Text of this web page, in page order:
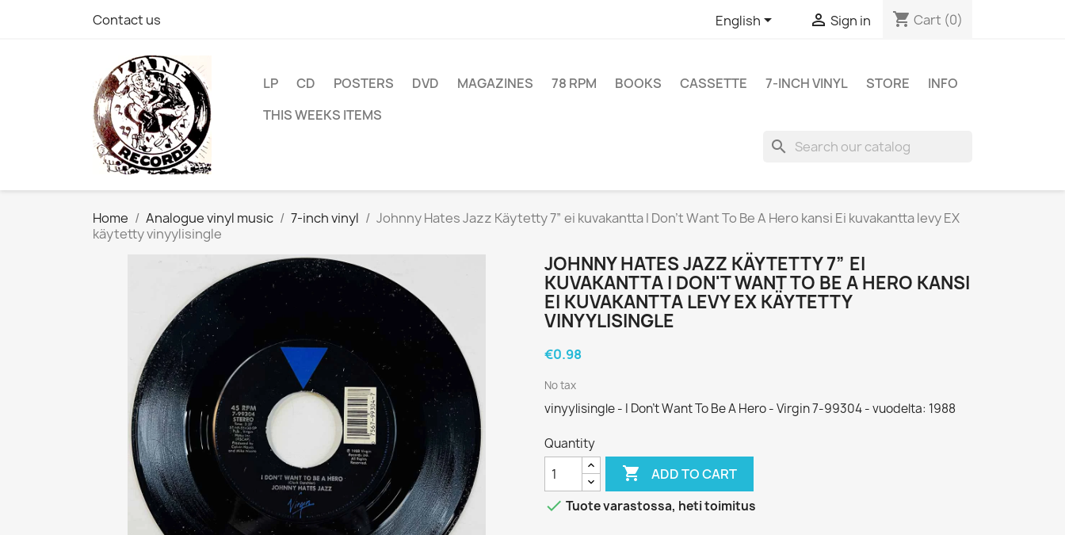
Contact us English  Sign in shopping_cart Cart (0)
LP CD POSTERS DVD MAGAZINES 78 RPM BOOKS CASSETTE 7-INCH VINYL STORE
INFO
THIS WEEKS ITEMS
search
Home Analogue vinyl music 7-inch vinyl
Johnny Hates Jazz Käytetty 7” ei kuvakantta I Don't Want To Be A Hero kansi Ei kuvakantta levy EX
käytetty vinyylisingle
JOHNNY HATES JAZZ KÄYTETTY 7” EI
KUVAKANTTA I DON'T WANT TO BE A HERO KANSI
EI KUVAKANTTA LEVY EX KÄYTETTY
VINYYLISINGLE
€0.98
No tax
vinyylisingle - I Don't Want To Be A Hero - Virgin 7-99304 - vuodelta: 1988
Quantity
 ADD TO CART
 Tuote varastossa, heti toimitus